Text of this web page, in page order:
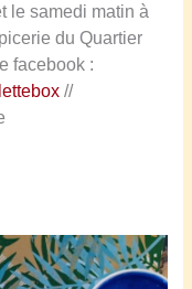
le samedi matin à
du Quartier
facebook :
//